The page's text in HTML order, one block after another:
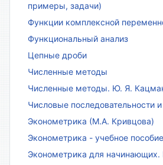
примеры, задачи)
Функции комплексной
Функциональный анализ
Цепные дроби
Численные методы
Численные методы. Ю. Я.
Числовые последовательности
Эконометрика (М.А. Кривцова)
Эконометрика - учебное
Эконометрика для начинающих.